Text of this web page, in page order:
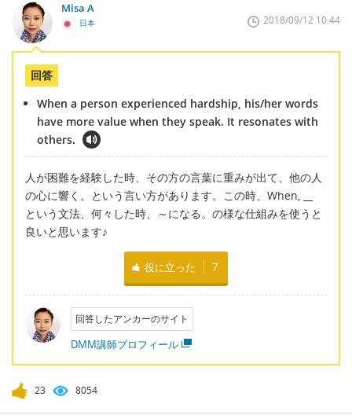
Misa A
日本 2018/09/12 10:44
回答
When a person experienced hardship, his/her words
have more value when they speak. It resonates with
others.
人が困難を経験した時、その方の言葉に重みが出て、他の人
の心に響く。という言い方があります。この時、When, __
という文法、何々した時、～になる。の様な仕組みを使うと
良いと思います♪
役に立った 7
回答したアンカーのサイト
DMM講師プロフィール
23 8054